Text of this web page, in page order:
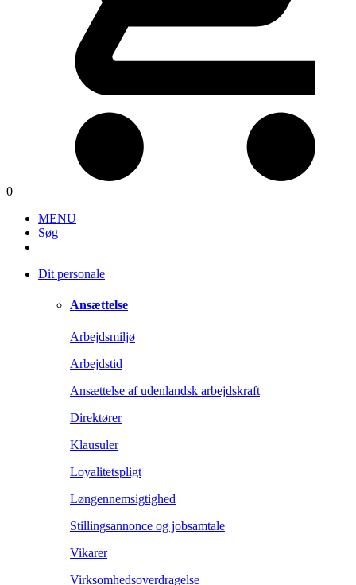
0
MENU
Søg
Dit personale
Ansættelse
Arbejdsmiljø
Arbejdstid
Ansættelse af udenlandsk arbejdskraft
Direktører
Klausuler
Loyalitetspligt
Løngennemsigtighed
Stillingsannonce og jobsamtale
Vikarer
Virksomhedsoverdragelse